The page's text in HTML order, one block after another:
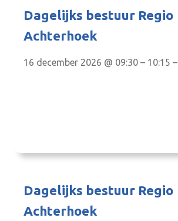
Dagelijks bestuur Regio
Achterhoek
16 december 2026 @ 09:30 – 10:15 –
Dagelijks bestuur Regio
Achterhoek